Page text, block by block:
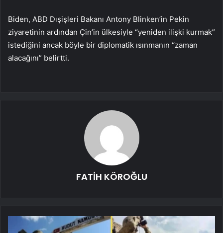
Biden, ABD Dışişleri Bakanı Antony Blinken’in Pekin
ziyaretinin ardından Çin’in ülkesiyle “yeniden ilişki kurmak”
istediğini ancak böyle bir diplomatik ısınmanın “zaman
alacağını” belirtti.
FATİH KÖROĞLU